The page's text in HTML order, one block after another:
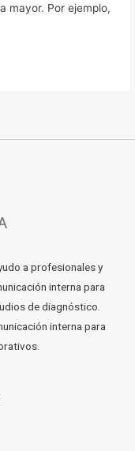
mayor. Por ejemplo,
a profesionales y
interna para
de diagnóstico.
interna para